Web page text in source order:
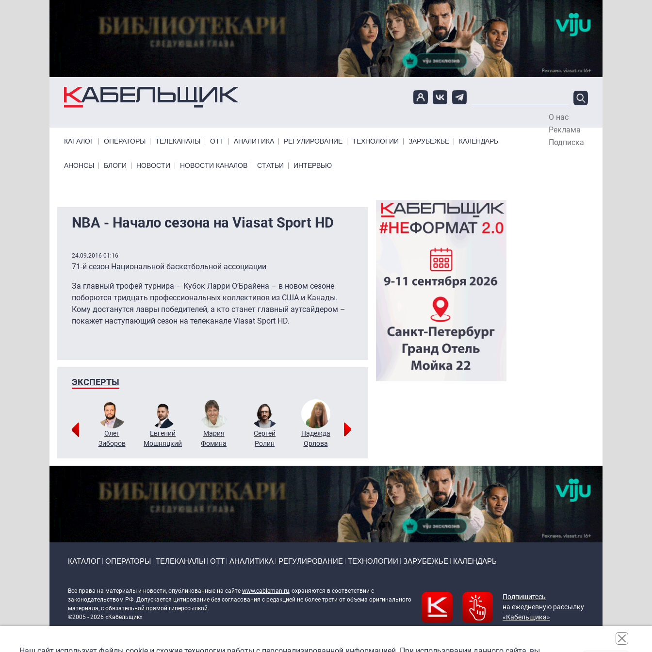
О нас
Реклама
Подписка
КАТАЛОГ ОПЕРАТОРЫ ТЕЛЕКАНАЛЫ ОТТ АНАЛИТИКА РЕГУЛИРОВАНИЕ ТЕХНОЛОГИИ ЗАРУБЕЖЬЕ КАЛЕНДАРЬ
Primary links bottom
АНОНСЫ БЛОГИ НОВОСТИ НОВОСТИ КАНАЛОВ СТАТЬИ ИНТЕРВЬЮ
NBA - Начало сезона на Viasat Sport HD
24.09.2016 01:16
71-й сезон Национальной баскетбольной ассоциации
За главный трофей турнира – Кубок Ларри О’Брайена – в новом сезоне
поборются тридцать профессиональных коллективов из США и Канады.
Кому достанутся лавры победителей, а кто станет главный аутсайдером –
покажет наступающий сезон на телеканале Viasat Sport HD.
ЭКСПЕРТЫ
Григорий
Олег
Зиборов
Евгений
Мошняцкий
Мария
Фомина
Сергей
Ролин
Надежда
Орлова
КАТАЛОГ ОПЕРАТОРЫ ТЕЛЕКАНАЛЫ ОТТ АНАЛИТИКА РЕГУЛИРОВАНИЕ ТЕХНОЛОГИИ ЗАРУБЕЖЬЕ КАЛЕНДАРЬ
Все права на материалы и новости, опубликованные на сайте www.cableman.ru, охраняются в соответствии с
законодательством РФ. Допускается цитирование без согласования с редакцией не более трети от объема оригинального
материала, с обязательной прямой гиперссылкой.
©2005 - 2026 «Кабельщик»
Подпишитесь
на ежедневную рассылку
«Кабельщика»